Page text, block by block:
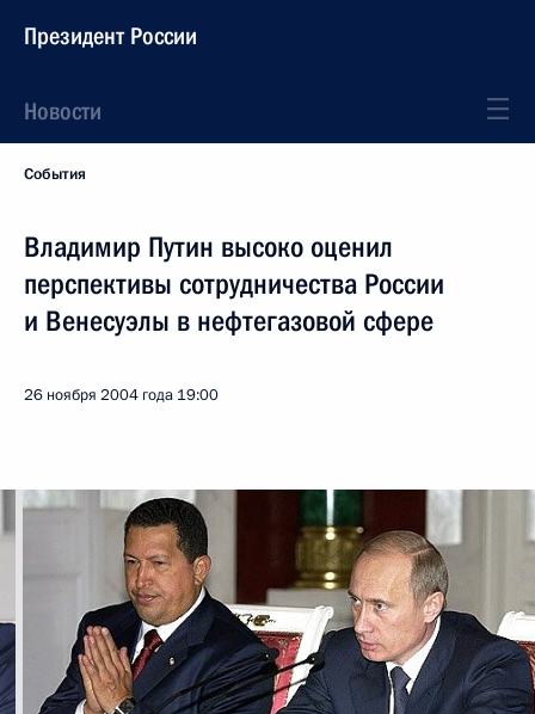
Президент России
Новости
События
Владимир Путин высоко оценил
перспективы сотрудничества России
и Венесуэлы в нефтегазовой сфере
26 ноября 2004 года 19:00